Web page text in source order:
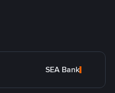
SEA Bank